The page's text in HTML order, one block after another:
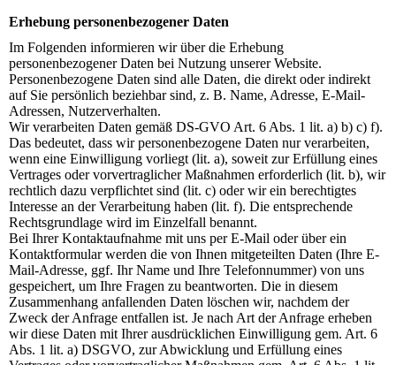
Erhebung personenbezogener Daten
Im Folgenden informieren wir über die Erhebung
personenbezogener Daten bei Nutzung unserer Website.
Personenbezogene Daten sind alle Daten, die direkt oder indirekt
auf Sie persönlich beziehbar sind, z. B. Name, Adresse, E-Mail-
Adressen, Nutzerverhalten.
Wir verarbeiten Daten gemäß DS-GVO Art. 6 Abs. 1 lit. a) b) c) f).
Das bedeutet, dass wir personenbezogene Daten nur verarbeiten,
wenn eine Einwilligung vorliegt (lit. a), soweit zur Erfüllung eines
Vertrages oder vorvertraglicher Maßnahmen erforderlich (lit. b), wir
rechtlich dazu verpflichtet sind (lit. c) oder wir ein berechtigtes
Interesse an der Verarbeitung haben (lit. f). Die entsprechende
Rechtsgrundlage wird im Einzelfall benannt.
Bei Ihrer Kontaktaufnahme mit uns per E-Mail oder über ein
Kontaktformular werden die von Ihnen mitgeteilten Daten (Ihre E-
Mail-Adresse, ggf. Ihr Name und Ihre Telefonnummer) von uns
gespeichert, um Ihre Fragen zu beantworten. Die in diesem
Zusammenhang anfallenden Daten löschen wir, nachdem der
Zweck der Anfrage entfallen ist. Je nach Art der Anfrage erheben
wir diese Daten mit Ihrer ausdrücklichen Einwilligung gem. Art. 6
Abs. 1 lit. a) DSGVO, zur Abwicklung und Erfüllung eines